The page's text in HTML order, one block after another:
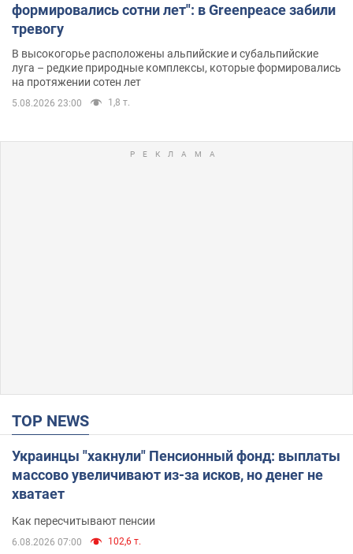
формировались сотни лет": в Greenpeace забили
тревогу
В высокогорье расположены альпийские и субальпийские
луга – редкие природные комплексы, которые формировались
на протяжении сотен лет
5.08.2026 23:00 1,8 т.
TOP NEWS
Украинцы "хакнули" Пенсионный фонд: выплаты
массово увеличивают из-за исков, но денег не
хватает
Как пересчитывают пенсии
6.08.2026 07:00 102,6 т.